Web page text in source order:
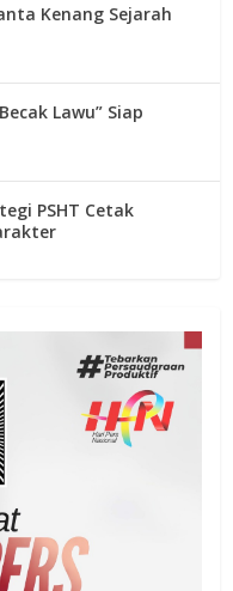
Kenang Sejarah
Lawu” Siap
PSHT Cetak